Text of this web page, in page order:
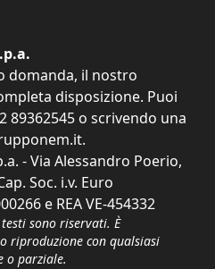
domanda, il nostro
disposizione. Puoi
89362545 o scrivendo una
.
- Via Alessandro Poerio,
Soc. i.v. Euro
e REA VE-454332
sono riservati. È
riproduzione con qualsiasi
o parziale.